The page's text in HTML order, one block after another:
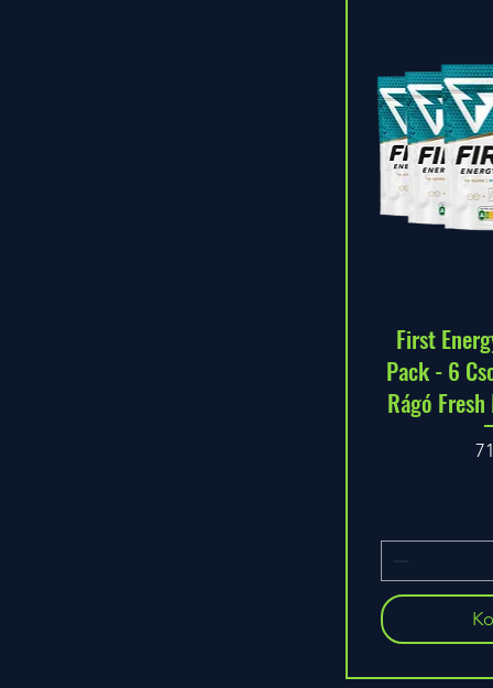
First
Pack - 6
Rágó
Ár